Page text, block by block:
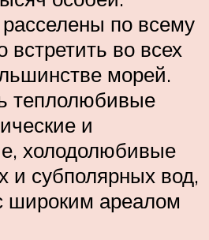
по всему
во всех
морей.
теплолюбивые
и
холодолюбивые
и субполярных вод,
широким ареалом